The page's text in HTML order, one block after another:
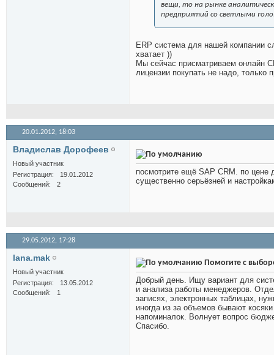
вещи, то на рынке
предприятий со светлыми
ERP система для нашей компании
хватает ))
Мы сейчас присматриваем онлайн
лицензии покупать не надо, только
20.01.2012, 18:03
Владислав Дорофеев
Новый участник
Регистрация
19.01.2012
Сообщений
2
посмотрите ещё SAP CRM. по цене
существенно серьёзней и
29.05.2012, 17:28
lana.mak
Новый участник
Регистрация
13.05.2012
Сообщений
1
Помогите с
Добрый день. Ищу вариант для
и анализа работы менеджеров.
записях, электронных таблицах,
иногда из за объемов бывают
напоминалок. Волнует вопрос
Спасибо.